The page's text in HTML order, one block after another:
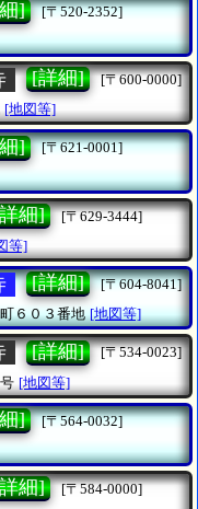
]
[〒520-2352]
[詳細]
[〒600-0000]
[地図等]
]
[〒621-0001]
細]
[〒629-3444]
等]
[詳細]
[〒604-8041]
６０３番地 [地図等]
[詳細]
[〒534-0023]
[地図等]
]
[〒564-0032]
細]
[〒584-0000]